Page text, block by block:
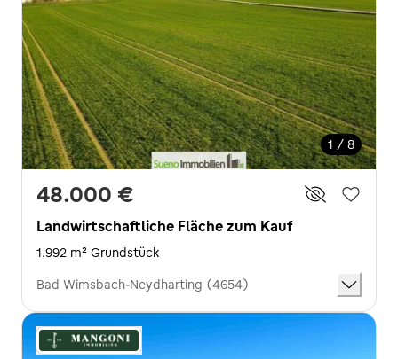
1 / 8
48.000 €
Landwirtschaftliche Fläche zum Kauf
1.992 m² Grundstück
Bad Wimsbach-Neydharting (4654)